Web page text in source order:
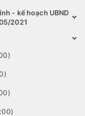
- kế hoạch UBND
2021